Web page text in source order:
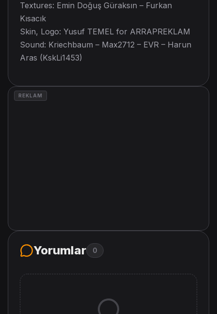
Textures: Emin Doğuş Güraksın – Furkan
Kısacık
Skin, Logo: Yusuf TEMEL for ARRAPREKLAM
Sound: Kriechbaum – Max2712 – EVR – Harun
Aras (KskLi1453)
REKLAM
Yorumlar 0